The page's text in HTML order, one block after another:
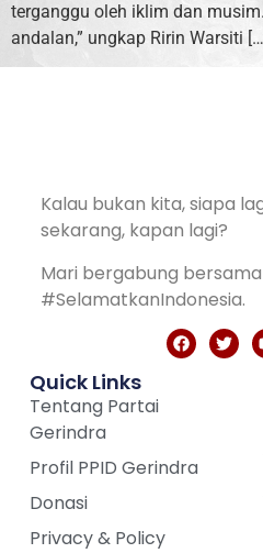
terganggu oleh iklim dan
andalan,” ungkap Ririn Warsiti
Kalau bukan kita, siapa
sekarang, kapan lagi?
Mari bergabung
#SelamatkanIndonesia.
Quick Links
Tentang Partai
Gerindra
Profil PPID Gerindra
Donasi
Privacy & Policy